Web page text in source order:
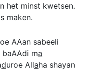
het minst kwetsen.
maken.
AAan sabeeli
ma
duroe Allaha shayan